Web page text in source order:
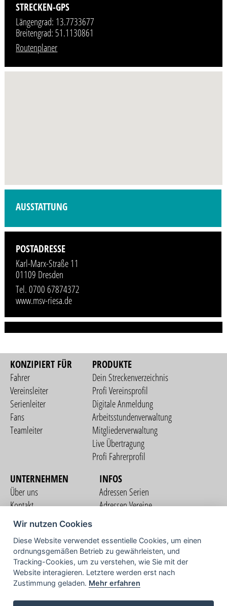
STRECKEN-GPS
Längengrad: 13.7733677
Breitengrad: 51.1130861
Routenplaner
Profilbild wird demnächst vom Veranstalter hinzugefügt.
AUSSTATTUNG
POSTADRESSE
Karl-Marx-Straße 11
01109 Dresden
Tel. 0700 67874372
www.msv-riesa.de
KONZIPIERT FÜR
Fahrer
Vereinsleiter
Serienleiter
Fans
Teamleiter
PRODUKTE
Dein Streckenverzeichnis
Profi Vereinsprofil
Digitale Anmeldung
Arbeitsstundenverwaltung
Mitgliederverwaltung
Live Übertragung
Profi Fahrerprofil
UNTERNEHMEN
Über uns
Kontakt
Nutzungsbedingungen
Datenschutzerklärung
Impressum
INFOS
Adressen Serien
Adressen Vereine
COMMUNITY
TV
Wir nutzen Cookies
Diese Website verwendet essentielle Cookies, um einen
ordnungsgemäßen Betrieb zu gewährleisten, und
Tracking-Cookies, um zu verstehen, wie Sie mit der
Website interagieren. Letztere werden erst nach
Zustimmung geladen. Mehr erfahren